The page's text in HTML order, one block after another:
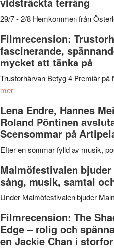
29/7 - 2/8 Hemkommen från
Filmrecension:
fascinerande,
mycket att tänka på
Trustorhärvan Betyg 4 Premiär
merom
Trustorhärvan
–
fascinerande,
spännande
ger
mycket
att
på
Lena Endre, Hannes
Roland Pöntinen
Scensommar på
Efter en sommar fylld av musik,
Malmöfestivalen
sång, musik, samtal
Under Malmöfestivalen bjuder
Filmrecension: The
Edge – rolig och
en Jackie Chan i